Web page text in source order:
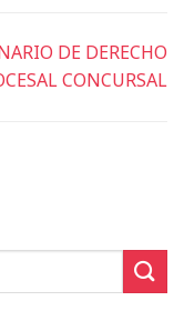
DE DERECHO
CONCURSAL